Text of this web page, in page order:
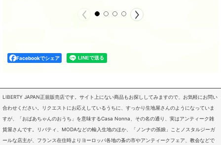
Facebookでシェア
LIBERTY JAPAN正規販売店です。サイト上にない商品もお探ししてみますので、お気軽にお問い
合わせください。リクエストにお応えしているうちに、すっかり生地屋さんのようになっていま
すが、「おばあちゃんのおうち」を意味するCasa Nonna、その名の通り、実はアンティーク雑
貨屋さんです。リバティ、MODAなどの輸入生地のほか、「ノンナの孫娘」ことノスタルジーガ
ールな店主が、フランス在住時よりヨーロッパ各地の蚤の市やアンティークフェア、教会などで